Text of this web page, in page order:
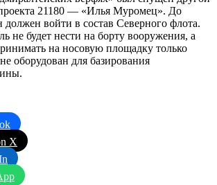
21180 — «Илья Муромец». До
должен войти в состав Северного флота.
не будет нести на борту вооружения, а
на носовую площадку только
оборудован для базирования
X